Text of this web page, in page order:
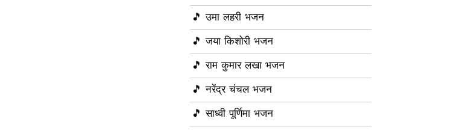
🎵 उमा लहरी भजन
🎵 जया किशोरी भजन
🎵 राम कुमार लखा भजन
🎵 नरेंद्र चंचल भजन
🎵 साध्वी पूर्णिमा भजन